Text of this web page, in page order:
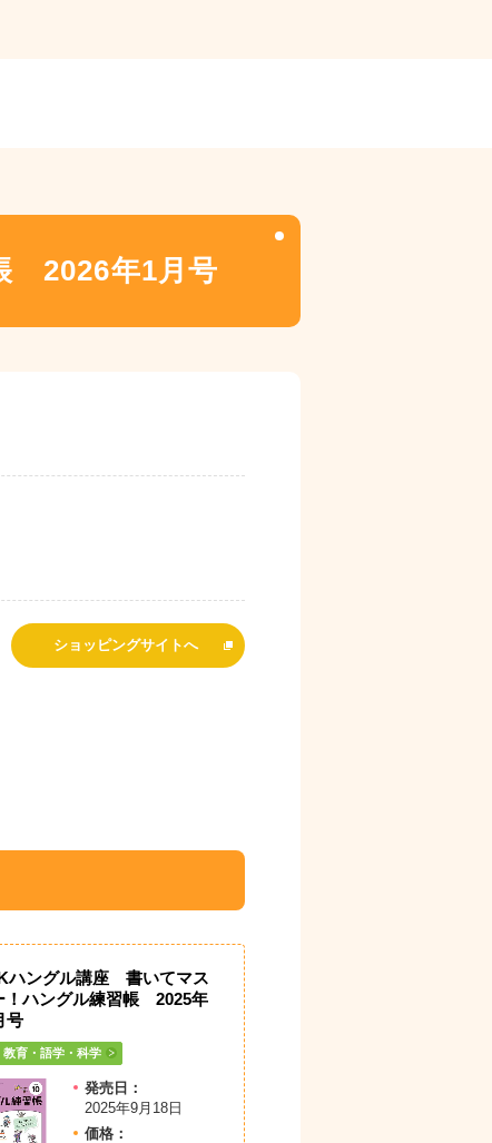
2026年1月号
ショッピングサイトへ
ハングル講座 書いてマス
！ハングル練習帳 2025年
号
教育・語学・科学
発売日：
2025年9月18日
価格：